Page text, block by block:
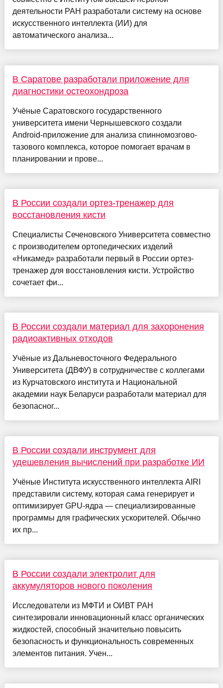
деятельности РАН разработали систему на основе
искусственного интеллекта (ИИ) для
автоматического анализа...
В Саратове разработали приложение для
диагностики остеохондроза
Учёные Саратовского государственного
университета имени Чернышевского создали
Android-приложение для анализа спинномозгово-
тазового комплекса, которое помогает врачам в
планировании и прове...
В России создали ортез-тренажер для
восстановления кисти
Специалисты Сеченовского Университета совместно
с производителем ортопедических изделий
«Никамед» разработали первый в России ортез-
тренажер для восстановления кисти. Устройство
сочетает фи...
В России создали материал для захоронения
радиоактивных отходов
Учёные из Дальневосточного Федерального
Университета (ДВФУ) в сотрудничестве с коллегами
из Курчатовского института и Национальной
академии наук Беларуси разработали материал для
безопасног...
В России создали инструмент для
удешевления вычислений при разработке ИИ
Учёные Института искусственного интеллекта AIRI
представили систему, которая сама генерирует и
оптимизирует GPU-ядра — специализированные
программы для графических ускорителей. Обычно
их пр...
В России создали электролит для
аккумуляторов нового поколения
Исследователи из МФТИ и ОИВТ РАН
синтезировали инновационный класс органических
жидкостей, способный значительно повысить
безопасность и функциональность современных
элементов питания. Учен...